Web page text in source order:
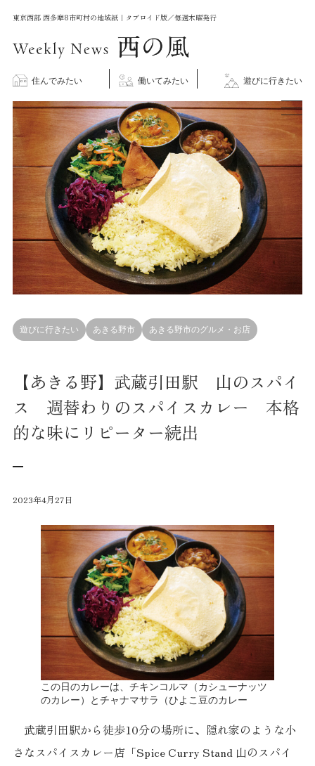
東京西部 西多摩8市町村の地域紙｜タブロイド版／毎週木曜発行
住んでみたい 働いてみたい 遊びに行きたい
遊びに行きたい あきる野市 あきる野市のグルメ・お店
【あきる野】武蔵引田駅 山のスパイ
ス 週替わりのスパイスカレー 本格
的な味にリピーター続出
2023年4月27日
この日のカレーは、チキンコルマ（カシューナッツ
のカレー）とチャナマサラ（ひよこ豆のカレー
武蔵引田駅から徒歩10分の場所に、隠れ家のような小
さなスパイスカレー店「Spice Curry Stand 山のスパイ